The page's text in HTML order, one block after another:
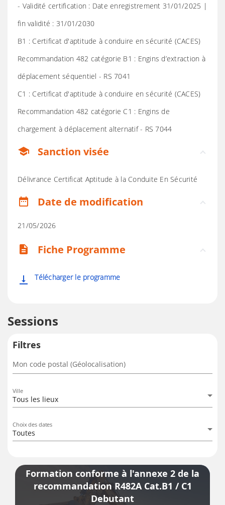
- Validité certification : Date enregistrement 31/01/2025 |
fin validité : 31/01/2030
B1 : Certificat d'aptitude à conduire en sécurité (CACES)
Recommandation 482 catégorie B1 : Engins d’extraction à
déplacement séquentiel - RS 7041
C1 : Certificat d'aptitude à conduire en sécurité (CACES)
Recommandation 482 catégorie C1 : Engins de
chargement à déplacement alternatif - RS 7044
school Sanction visée
Délivrance Certificat Aptitude à la Conduite En Sécurité
date_range Date de modification
21/05/2026
description Fiche Programme
vertical_align_bottom Télécharger le programme
Sessions
Filtres
Mon code postal (Géolocalisation)
Ville
Tous les lieux
Choix des dates
Toutes
Formation conforme à l'annexe 2 de la
recommandation R482A Cat.B1 / C1
Debutant